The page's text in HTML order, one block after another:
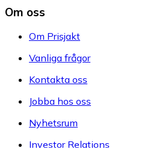
Om oss
Om Prisjakt
Vanliga frågor
Kontakta oss
Jobba hos oss
Nyhetsrum
Investor Relations